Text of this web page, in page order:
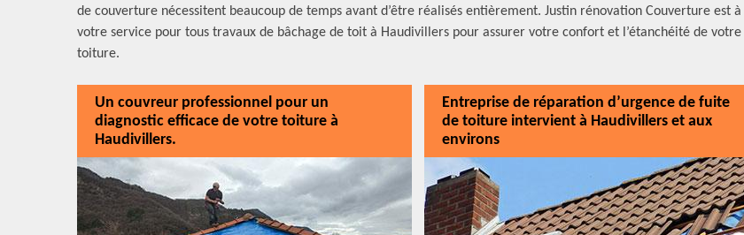
de couverture nécessitent beaucoup de temps avant d’être réalisés entièrement. Justin rénovation Couverture est à
votre service pour tous travaux de bâchage de toit à Haudivillers pour assurer votre confort et l’étanchéité de votre
toiture.
Un couvreur professionnel pour un
diagnostic efficace de votre toiture à
Haudivillers.
Entreprise de réparation d’urgence de fuite
de toiture intervient à Haudivillers et aux
environs